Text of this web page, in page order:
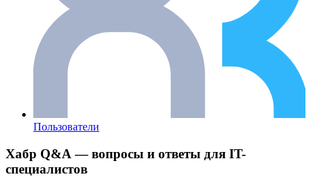
Пользователи
Хабр Q&A — вопросы и ответы для IT-
специалистов